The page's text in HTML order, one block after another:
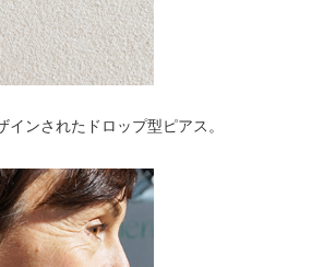
インされたドロップ型ピアス。